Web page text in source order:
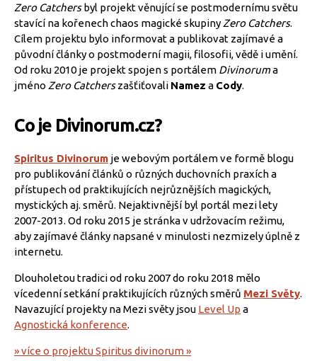
Zero Catchersbyl projekt věnující se postmodernímu světu
stavící na kořenech chaos magické skupiny Zero Catchers.
Cílem projektu bylo informovat a publikovat zajímavé a
původní články o postmoderní magii, filosofii, vědě i umění.
Od roku 2010 je projekt spojen s portálem Divinoruma
jméno Zero Catcherszašťiťovali Namez a Cody.
Co je Divinorum.cz?
Spiritus Divinorum je webovým portálem ve formě blogu
pro publikování článků o různých duchovních praxích a
přístupech od praktikujících nejrůznějších magických,
mystických aj. směrů. Nejaktivnější byl portál mezi lety
2007-2013. Od roku 2015 je stránka v udržovacím režimu,
aby zajímavé články napsané v minulosti nezmizely úplně z
internetu.
Dlouholetou tradici od roku 2007 do roku 2018 mělo
vícedenní setkání praktikujících různých směrů Mezi Světy.
Navazující projekty na Mezi světy jsou Level Up a
Agnostická konference.
» více o projektu Spiritus divinorum »